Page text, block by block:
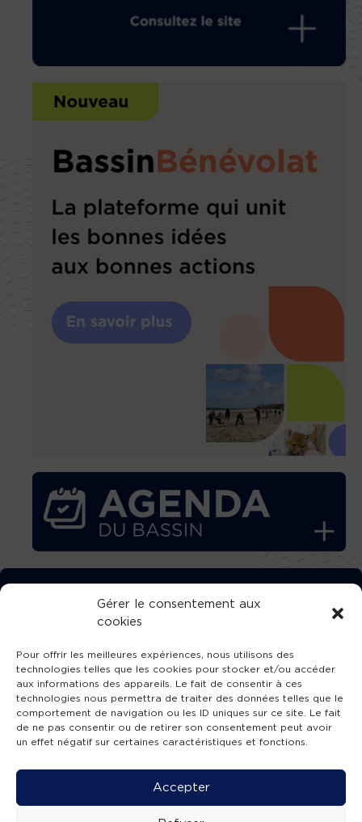
Gérer le consentement aux
cookies
Pour offrir les meilleures expériences, nous utilisons des
technologies telles que les cookies pour stocker et/ou accéder
aux informations des appareils. Le fait de consentir à ces
technologies nous permettra de traiter des données telles que le
comportement de navigation ou les ID uniques sur ce site. Le fait
de ne pas consentir ou de retirer son consentement peut avoir
un effet négatif sur certaines caractéristiques et fonctions.
Accepter
TÉLÉCHARGEZ GRATUITEMENT
L’APPLICATION TVBA !
SUIVEZ-NOUS !
Mentions légales -Accessibilité